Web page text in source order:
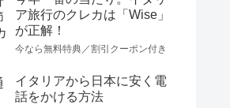
ア旅行のクレカは「Wise」
が正解！
今なら無料特典／割引クーポン付き
イタリアから日本に安く電
話をかける方法